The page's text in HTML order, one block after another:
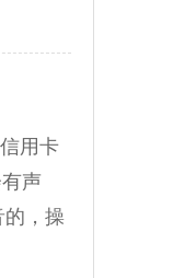
用卡
声
的，操